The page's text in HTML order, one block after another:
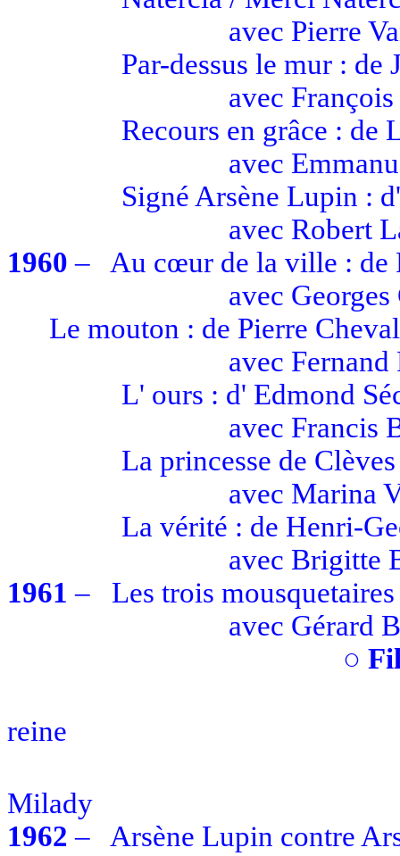
avec Pierre
Par-dessus le mur : de
avec
Recours en grâce : de
avec
Signé Arsène Lupin :
avec Robert
1960–
Au cœur de la ville : de
avec Georges
Le mouton : de Pierre
avec Fernand
L' ours : d' Edmond
avec Francis
La princesse de
avec Marina
La vérité : de Henri-
avec Brigitte
1961–
Les trois
avec Gérard
○
reine
Milady
1962–
Arsène Lupin contre